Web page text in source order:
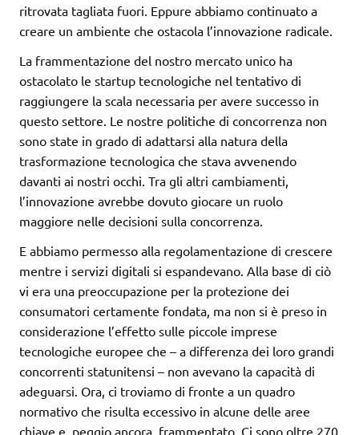
ritrovata tagliata fuori. Eppure abbiamo continuato a
creare un ambiente che ostacola l’innovazione radicale.
La frammentazione del nostro mercato unico ha
ostacolato le startup tecnologiche nel tentativo di
raggiungere la scala necessaria per avere successo in
questo settore. Le nostre politiche di concorrenza non
sono state in grado di adattarsi alla natura della
trasformazione tecnologica che stava avvenendo
davanti ai nostri occhi. Tra gli altri cambiamenti,
l’innovazione avrebbe dovuto giocare un ruolo
maggiore nelle decisioni sulla concorrenza.
E abbiamo permesso alla regolamentazione di crescere
mentre i servizi digitali si espandevano. Alla base di ciò
vi era una preoccupazione per la protezione dei
consumatori certamente fondata, ma non si è preso in
considerazione l’effetto sulle piccole imprese
tecnologiche europee che – a differenza dei loro grandi
concorrenti statunitensi – non avevano la capacità di
adeguarsi. Ora, ci troviamo di fronte a un quadro
normativo che risulta eccessivo in alcune delle aree
chiave e, peggio ancora, frammentato. Ci sono oltre 270